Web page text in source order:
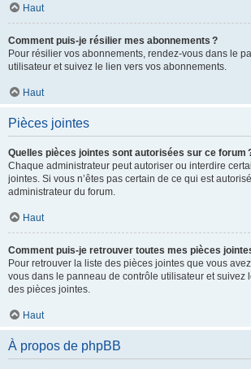
Haut
Comment puis-je résilier mes abonnements ?
Pour résilier vos abonnements, rendez-vous dans le
utilisateur et suivez le lien vers vos abonnements.
Haut
Pièces jointes
Quelles pièces jointes sont autorisées sur ce forum
Chaque administrateur peut autoriser ou interdire
jointes. Si vous n’êtes pas certain de ce qui est
administrateur du forum.
Haut
Comment puis-je retrouver toutes mes pièces
Pour retrouver la liste des pièces jointes que vous
vous dans le panneau de contrôle utilisateur et suivez
des pièces jointes.
Haut
À propos de phpBB